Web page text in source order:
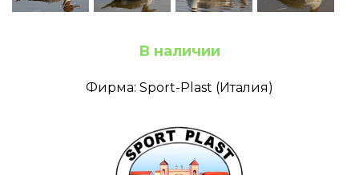
В наличии
Фирма: Sport-Plast (Италия)